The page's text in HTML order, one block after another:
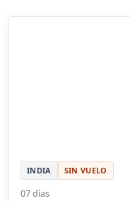
INDIA SIN VUELO
07 días